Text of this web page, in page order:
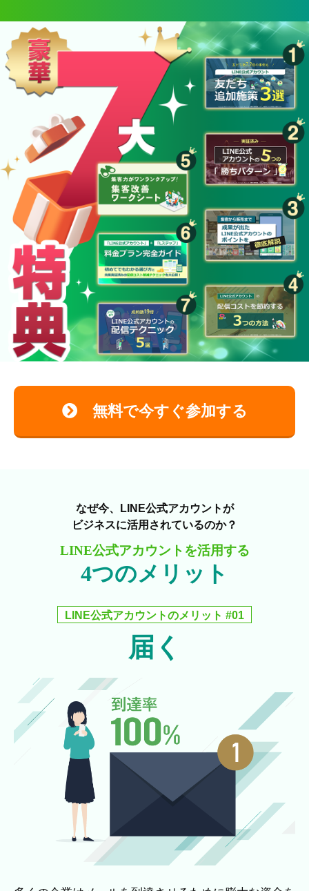
無料で今すぐ参加する
なぜ今、LINE公式アカウントが
ビジネスに活用されているのか？
LINE公式アカウントを活用する
4つのメリット
LINE公式アカウントのメリット #01
届く